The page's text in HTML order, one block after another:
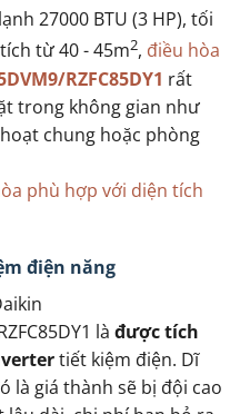
27000 BTU (3 HP), tối
từ 40 - 45m2, điều hòa
RZFC85DY1 rất
trong không gian như
chung hoặc phòng
phù hợp với diện tích
điện năng
là được tích
tiết kiệm điện. Dĩ
là giá thành sẽ bị đội cao